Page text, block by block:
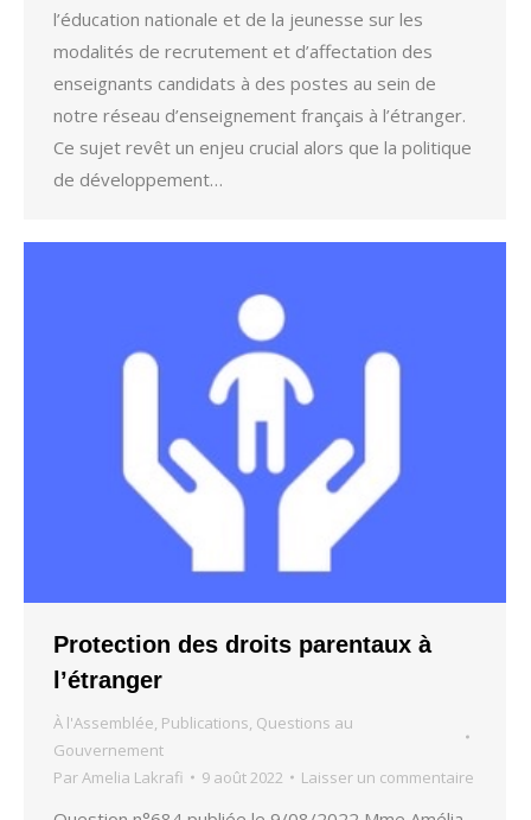
l’éducation nationale et de la jeunesse sur les
modalités de recrutement et d’affectation des
enseignants candidats à des postes au sein de
notre réseau d’enseignement français à l’étranger.
Ce sujet revêt un enjeu crucial alors que la politique
de développement…
Protection des droits parentaux à
l’étranger
À l'Assemblée, Publications, Questions au
Gouvernement
ParAmelia Lakrafi 9 août 2022 Laisser un commentaire